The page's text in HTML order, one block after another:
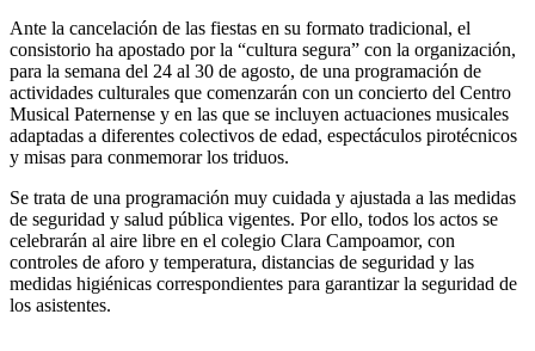
Ante la cancelación de las fiestas en su formato tradicional, el
consistorio ha apostado por la “cultura segura” con la organización,
para la semana del 24 al 30 de agosto, de una programación de
actividades culturales que comenzarán con un concierto del Centro
Musical Paternense y en las que se incluyen actuaciones musicales
adaptadas a diferentes colectivos de edad, espectáculos pirotécnicos
y misas para conmemorar los triduos.
Se trata de una programación muy cuidada y ajustada a las medidas
de seguridad y salud pública vigentes. Por ello, todos los actos se
celebrarán al aire libre en el colegio Clara Campoamor, con
controles de aforo y temperatura, distancias de seguridad y las
medidas higiénicas correspondientes para garantizar la seguridad de
los asistentes.